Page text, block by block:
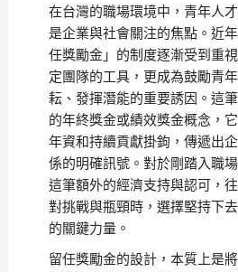
在台灣的職場環境中，青年人
是企業與社會關注的焦點。近
任獎勵金」的制度逐漸受到重
定團隊的工具，更成為鼓勵青
耘、發揮潛能的重要誘因。這
的年終獎金或績效獎金概念，
年資和持續貢獻掛鉤，傳遞出
係的明確訊號。對於剛踏入職
這筆額外的經濟支持與認可，
對挑戰與瓶頸時，選擇堅持下
的關鍵力量。
留任獎勵金的設計，本質上是